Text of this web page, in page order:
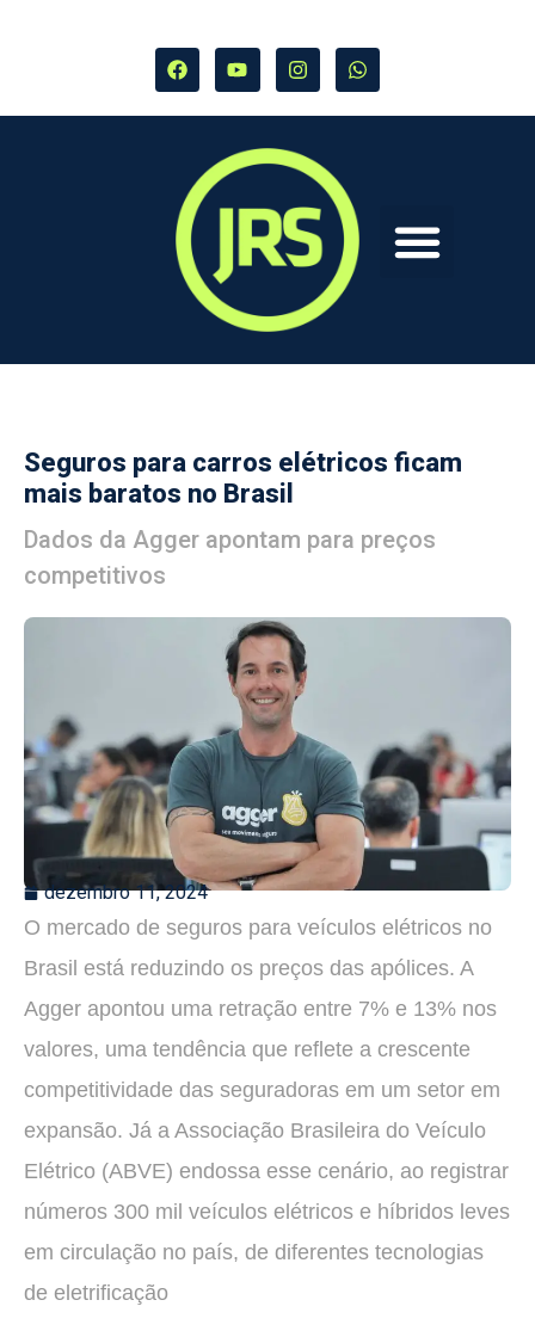
Seguros para carros elétricos ficam
mais baratos no Brasil
Dados da Agger apontam para preços
competitivos
dezembro 11, 2024
O mercado de seguros para veículos elétricos no
Brasil está reduzindo os preços das apólices. A
Agger apontou uma retração entre 7% e 13% nos
valores, uma tendência que reflete a crescente
competitividade das seguradoras em um setor em
expansão. Já a Associação Brasileira do Veículo
Elétrico (ABVE) endossa esse cenário, ao registrar
números 300 mil veículos elétricos e híbridos leves
em circulação no país, de diferentes tecnologias
de eletrificação